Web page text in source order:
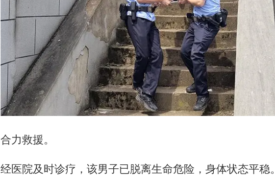
合力救援。
经医院及时诊疗，该男子已脱离生命危险，身体状态平稳。